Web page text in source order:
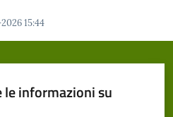
15:44
le informazioni su